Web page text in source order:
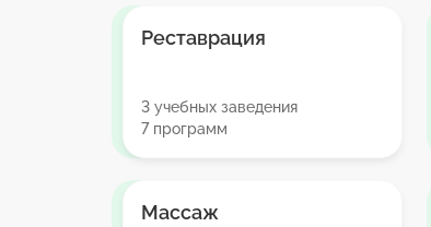
Реставрация
3 учебных заведения
7 программ
Массаж